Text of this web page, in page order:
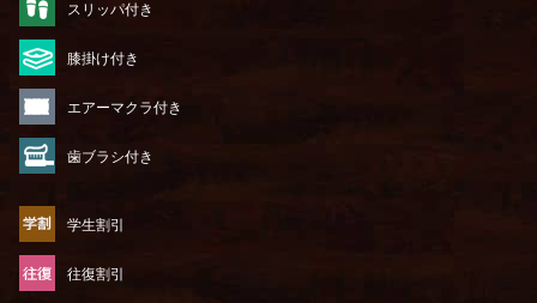
スリッパ付き
膝掛け付き
エアーマクラ付き
歯ブラシ付き
学生割引
往復割引